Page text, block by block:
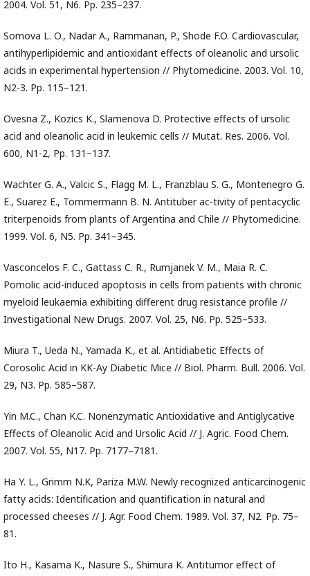
2004. Vol. 51, N6. Pp. 235–237.
Somova L. O., Nadar A., Rammanan, P., Shode F.O. Cardiovascular,
antihyperlipidemic and antioxidant effects of oleanolic and ursolic
acids in experimental hypertension // Phytomedicine. 2003. Vol. 10,
N2-3. Pp. 115−121.
Ovesna Z., Kozics K., Slamenova D. Protective effects of ursolic
acid and oleanolic acid in leukemic cells // Mutat. Res. 2006. Vol.
600, N1-2, Pp. 131−137.
Wachter G. A., Valcic S., Flagg M. L., Franzblau S. G., Montenegro G.
E., Suarez E., Tommermann B. N. Antituber ac-tivity of pentacyclic
triterpenoids from plants of Argentina and Chile // Phytomedicine.
1999. Vol. 6, N5. Pp. 341–345.
Vasconcelos F. C., Gattass C. R., Rumjanek V. M., Maia R. C.
Pomolic acid-induced apoptosis in cells from patients with chronic
myeloid leukaemia exhibiting different drug resistance profile //
Investigational New Drugs. 2007. Vol. 25, N6. Pp. 525–533.
Miura T., Ueda N., Yamada K., et al. Antidiabetic Effects of
Corosolic Acid in KK-Ay Diabetic Mice // Biol. Pharm. Bull. 2006. Vol.
29, N3. Pp. 585–587.
Yin M.C., Chan K.C. Nonenzymatic Antioxidative and Antiglycative
Effects of Oleanolic Acid and Ursolic Acid // J. Agric. Food Chem.
2007. Vol. 55, N17. Pp. 7177–7181.
Ha Y. L., Grimm N.K, Pariza M.W. Newly recognized anticarcinogenic
fatty acids: Identification and quantification in natural and
processed cheeses // J. Agr. Food Chem. 1989. Vol. 37, N2. Pp. 75–
81.
Ito H., Kasama K., Nasure S., Shimura K. Antitumor effect of